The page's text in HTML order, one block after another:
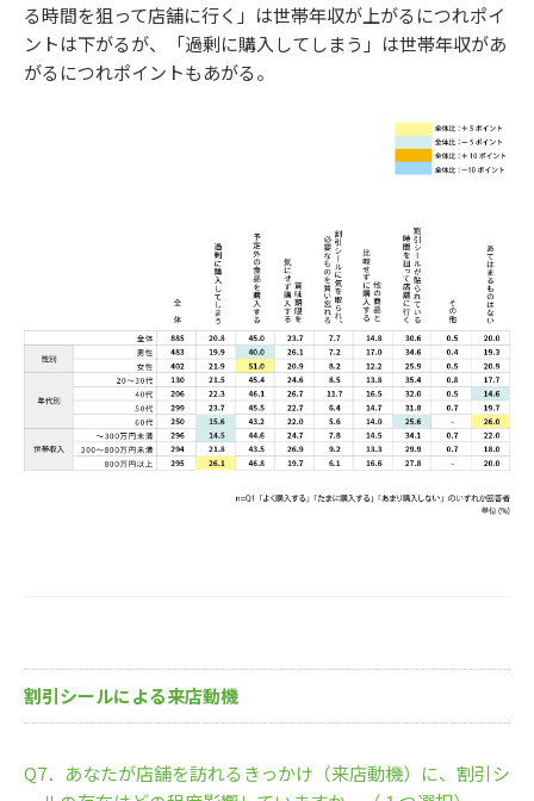
る時間を狙って店舗に行く」は世帯年収が上がるにつれポイ
ントは下がるが、「過剰に購入してしまう」は世帯年収があ
がるにつれポイントもあがる。
割引シールによる来店動機
Q7．あなたが店舗を訪れるきっかけ（来店動機）に、割引シ